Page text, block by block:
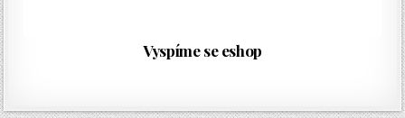
Vyspíme se eshop